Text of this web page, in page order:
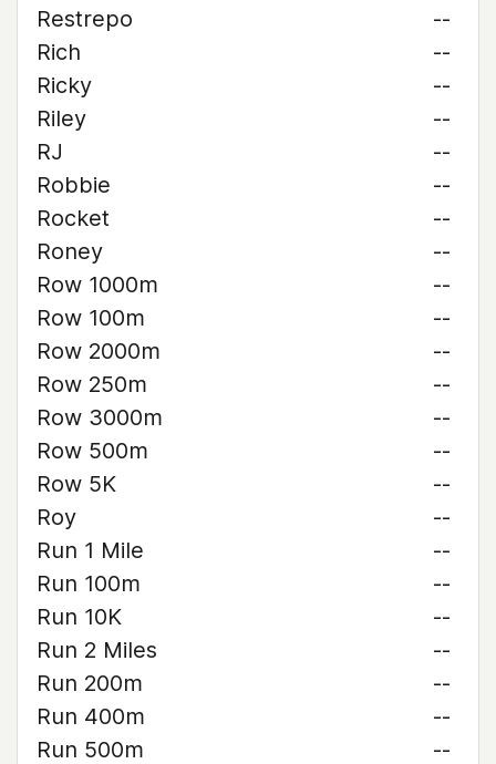
Restrepo
--
Rich
--
Ricky
--
Riley
--
RJ
--
Robbie
--
Rocket
--
Roney
--
Row 1000m
--
Row 100m
--
Row 2000m
--
Row 250m
--
Row 3000m
--
Row 500m
--
Row 5K
--
Roy
--
Run 1 Mile
--
Run 100m
--
Run 10K
--
Run 2 Miles
--
Run 200m
--
Run 400m
--
Run 500m
--